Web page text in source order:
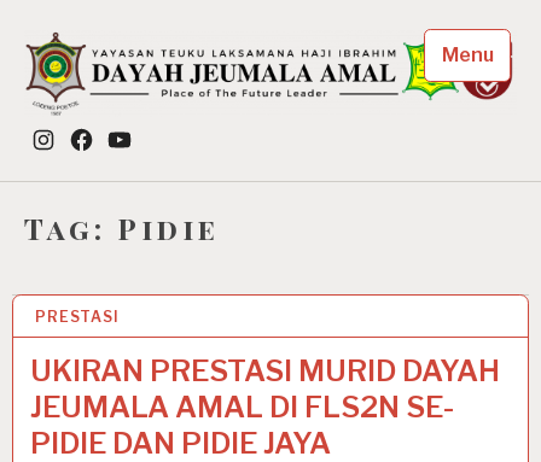
content
Dayah Jeumala Amal
Place of The Future Leader
Instagram
FacebookYouTube
Menu
Tag: Pidie
PRESTASI
UKIRAN PRESTASI MURID DAYAH
JEUMALA AMAL DI FLS2N SE-
PIDIE DAN PIDIE JAYA
27 MAY 2024